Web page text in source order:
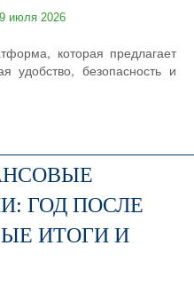
июля 2026
которая предлагает
удобство, безопасность и
ГОД ПОСЛЕ
ИТОГИ И